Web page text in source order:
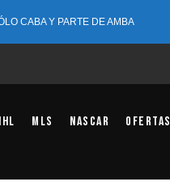
CABA Y PARTE DE AMBA
MLS NASCAR
Ofertas